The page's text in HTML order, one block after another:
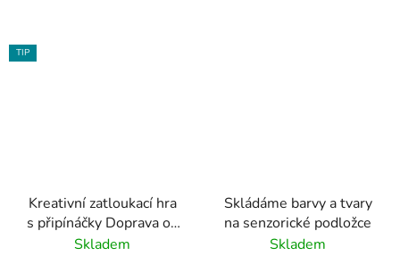
TIP
Kreativní zatloukací hra
s připínáčky Doprava od
Bigjigs Toys (134 dílů)
Skladem
Skládáme barvy a tvary
na senzorické podložce
Skladem